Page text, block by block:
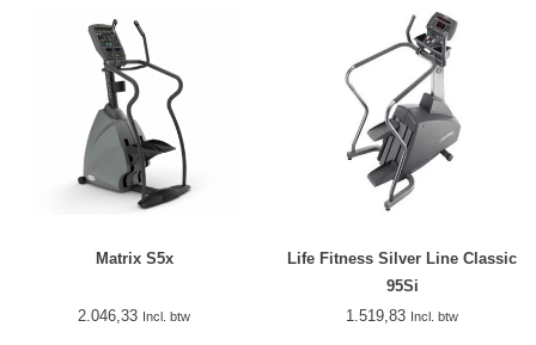
Matrix S5x
2.046,33 Incl. btw
Life Fitness Silver Line Classic
95Si
1.519,83 Incl. btw